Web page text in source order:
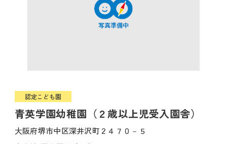
青英学園幼稚園（２歳以上児受入園舎）
認定こども園
大阪府堺市中区深井沢町２４７０－５